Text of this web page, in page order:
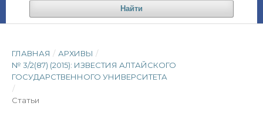
Найти
ГЛАВНАЯ / АРХИВЫ /
№ 3/2(87) (2015): ИЗВЕСТИЯ АЛТАЙСКОГО
ГОСУДАРСТВЕННОГО УНИВЕРСИТЕТА
/
Статьи